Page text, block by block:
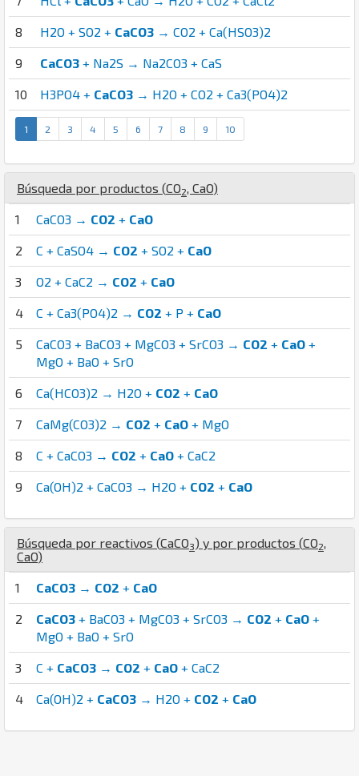
8 H2O + SO2 + CaCO3 → CO2 + Ca(HSO3)2
9 CaCO3 + Na2S → Na2CO3 + CaS
10 H3PO4 + CaCO3 → H2O + CO2 + Ca3(PO4)2
1 2 3 4 5 6 7 8 9 10
Búsqueda por productos (CO2 CaO)
1 CaCO3 → CO2 + CaO
2 C + CaSO4 → CO2 + SO2 + CaO
3 O2 + CaC2 → CO2 + CaO
4 C + Ca3(PO4)2 → CO2 + P + CaO
5 CaCO3 + BaCO3 + MgCO3 + SrCO3 → CO2 + CaO +
MgO + BaO + SrO
6 Ca(HCO3)2 → H2O + CO2 + CaO
7 CaMg(CO3)2 → CO2 + CaO + MgO
8 C + CaCO3 → CO2 + CaO + CaC2
9 Ca(OH)2 + CaCO3 → H2O + CO2 + CaO
Búsqueda por reactivos (CaCO3) y por productos (CO2
CaO)
1 CaCO3 → CO2 + CaO
2 CaCO3 + BaCO3 + MgCO3 + SrCO3 → CO2 + CaO +
MgO + BaO + SrO
3 C + CaCO3 → CO2 + CaO + CaC2
4 Ca(OH)2 + CaCO3 → H2O + CO2 + CaO